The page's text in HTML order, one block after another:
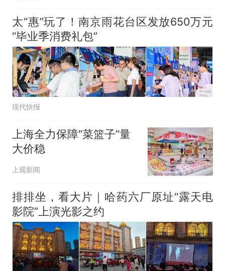
太“惠”玩了！南京雨花台区发放650万元
“毕业季消费礼包”
现代快报
上海全力保障“菜篮子”量
大价稳
上观新闻
排排坐，看大片｜哈药六厂原址“露天电
影院”上演光影之约